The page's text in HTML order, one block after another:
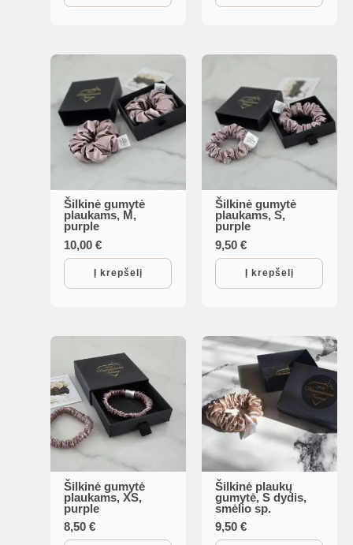
Šilkinė gumytė
plaukams, M,
purple
10,00€
Į krepšelį
Šilkinė gumytė
plaukams, S,
purple
9,50€
Į krepšelį
Šilkinė gumytė
plaukams, XS,
purple
8,50€
Šilkinė plaukų
gumytė, S dydis,
smėlio sp.
9,50€